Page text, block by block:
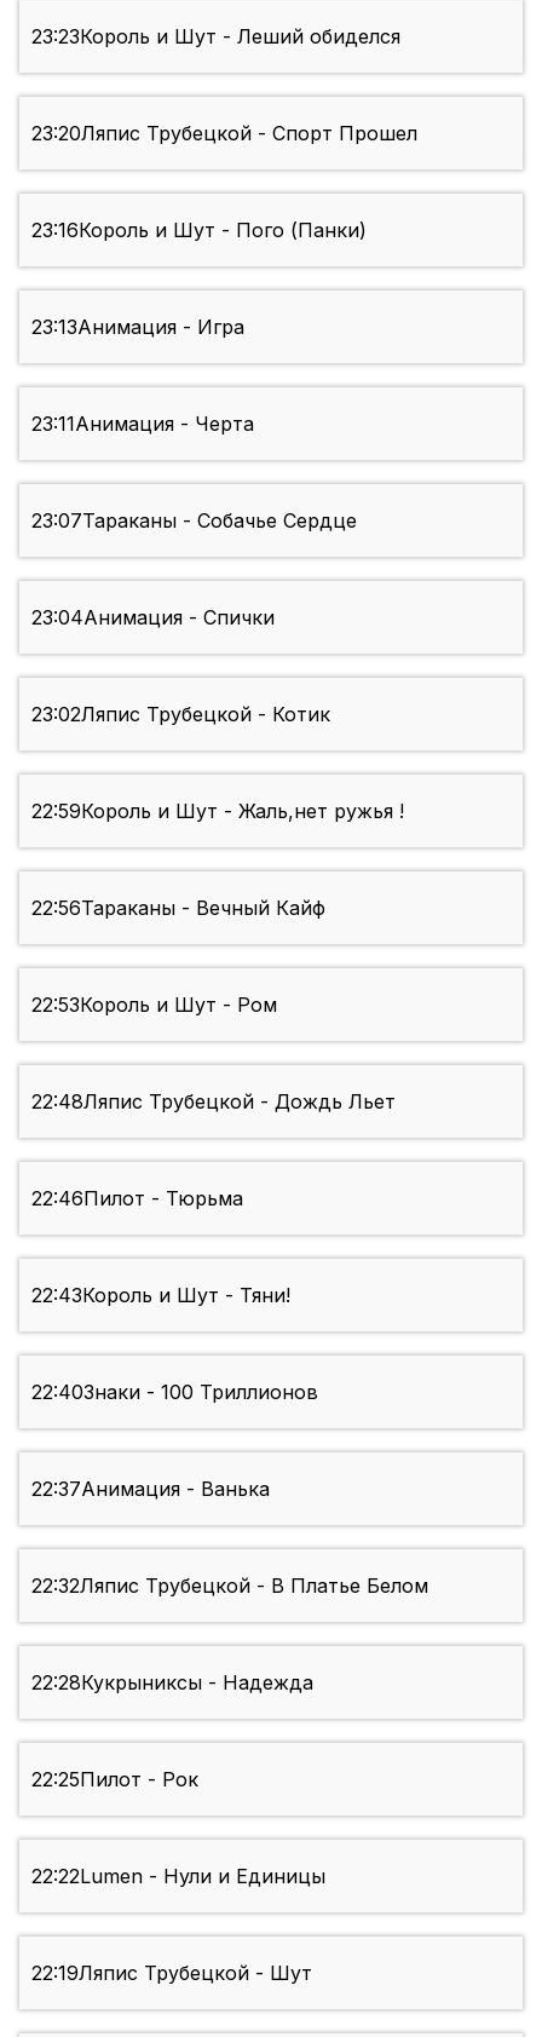
23:23Король и Шут - Леший обиделся
23:20Ляпис Трубецкой - Спорт Прошел
23:16Король и Шут - Пого (Панки)
23:13Анимация - Игра
23:11Анимация - Черта
23:07Тараканы - Собачье Сердце
23:04Анимация - Спички
23:02Ляпис Трубецкой - Котик
22:59Король и Шут - Жаль,нет ружья !
22:56Тараканы - Вечный Кайф
22:53Король и Шут - Ром
22:48Ляпис Трубецкой - Дождь Льет
22:46Пилот - Тюрьма
22:43Король и Шут - Тяни!
22:40Знаки - 100 Триллионов
22:37Анимация - Ванька
22:32Ляпис Трубецкой - В Платье Белом
22:28Кукрыниксы - Надежда
22:25Пилот - Рок
22:22Lumen - Нули и Единицы
22:19Ляпис Трубецкой - Шут